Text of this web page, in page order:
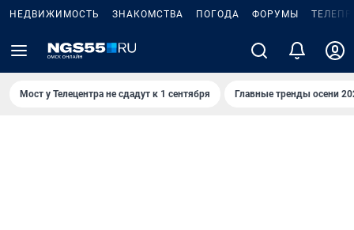
НЕДВИЖИМОСТЬ ЗНАКОМСТВА ПОГОДА ФОРУМЫ
Мост у Телецентра не сдадут к 1 сентября Главные тренды осени